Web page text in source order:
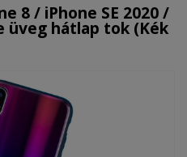
8 / iPhone SE 2020 /
üveg hátlap tok (Kék